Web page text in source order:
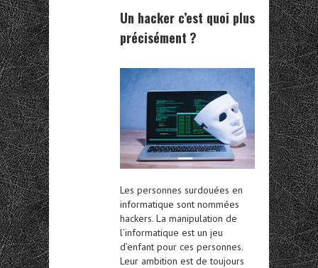
Un hacker c’est quoi plus
précisément ?
Les personnes surdouées en
informatique sont nommées
hackers. La manipulation de
l’informatique est un jeu
d’enfant pour ces personnes.
Leur ambition est de toujours